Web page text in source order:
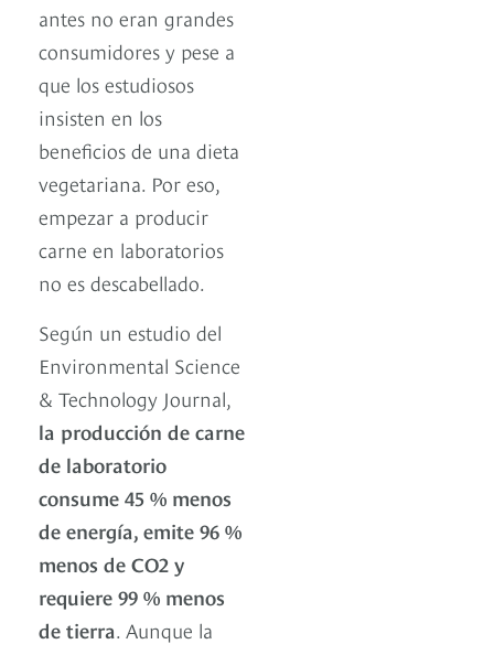
antes no eran grandes
consumidores y pese a
que los estudiosos
insisten en los
beneficios de una dieta
vegetariana. Por eso,
empezar a producir
carne en laboratorios
no es descabellado.
Según un estudio del
Environmental Science
& Technology Journal,
la producción de carne
de laboratorio
consume 45 % menos
de energía, emite 96 %
menos de CO2 y
requiere 99 % menos
de tierra. Aunque la